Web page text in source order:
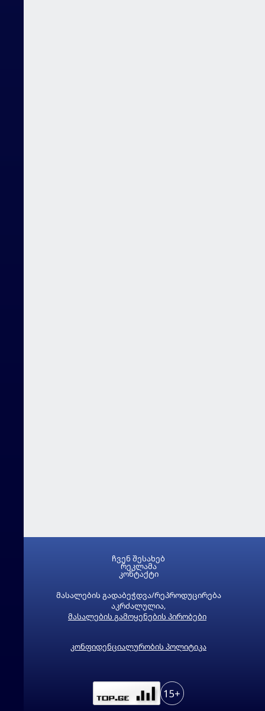
მასალების გადაბეჭდვა/რეპროდუცირება
აკრძალულია,
მასალების გამოყენების პირობები
კონფიდენციალურობის პოლიტიკა
ჩვენ შესახებ
რეკლამა
კონტაქტი